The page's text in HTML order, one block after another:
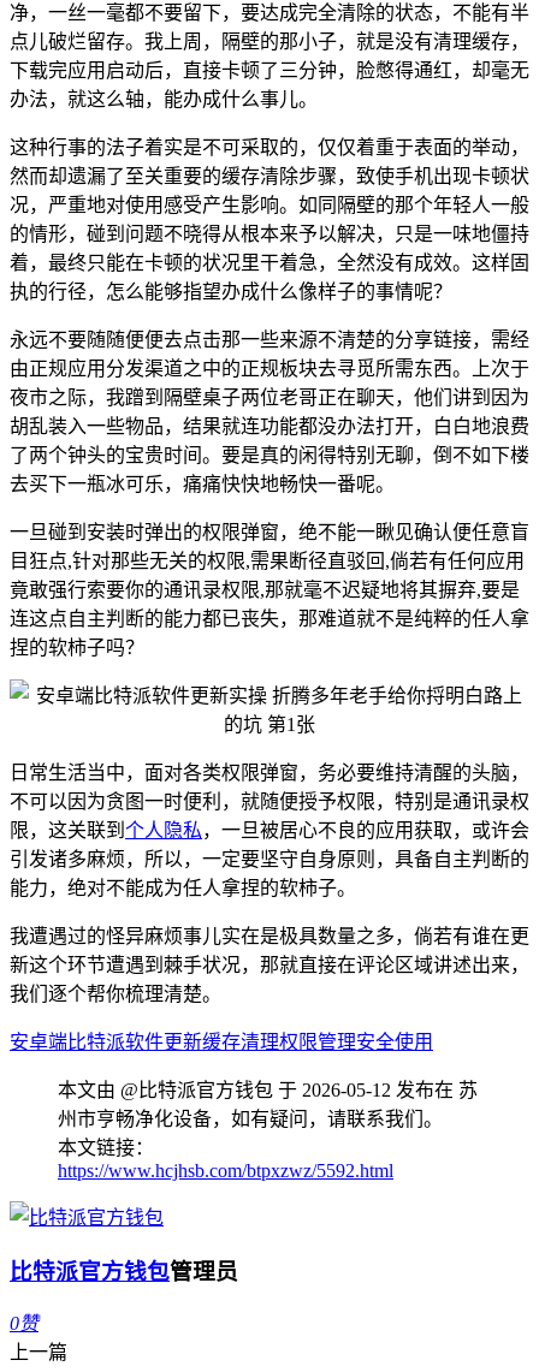
净，一丝一毫都不要留下，要达成完全清除的状态，不能有半
点儿破烂留存。我上周，隔壁的那小子，就是没有清理缓存，
下载完应用启动后，直接卡顿了三分钟，脸憋得通红，却毫无
办法，就这么轴，能办成什么事儿。
这种行事的法子着实是不可采取的，仅仅着重于表面的举动，
然而却遗漏了至关重要的缓存清除步骤，致使手机出现卡顿状
况，严重地对使用感受产生影响。如同隔壁的那个年轻人一般
的情形，碰到问题不晓得从根本来予以解决，只是一味地僵持
着，最终只能在卡顿的状况里干着急，全然没有成效。这样固
执的行径，怎么能够指望办成什么像样子的事情呢？
永远不要随随便便去点击那一些来源不清楚的分享链接，需经
由正规应用分发渠道之中的正规板块去寻觅所需东西。上次于
夜市之际，我蹭到隔壁桌子两位老哥正在聊天，他们讲到因为
胡乱装入一些物品，结果就连功能都没办法打开，白白地浪费
了两个钟头的宝贵时间。要是真的闲得特别无聊，倒不如下楼
去买下一瓶冰可乐，痛痛快快地畅快一番呢。
一旦碰到安装时弹出的权限弹窗，绝不能一瞅见确认便任意盲
目狂点,针对那些无关的权限,需果断径直驳回,倘若有任何应用
竟敢强行索要你的通讯录权限,那就毫不迟疑地将其摒弃,要是
连这点自主判断的能力都已丧失，那难道就不是纯粹的任人拿
捏的软柿子吗？
日常生活当中，面对各类权限弹窗，务必要维持清醒的头脑，
不可以因为贪图一时便利，就随便授予权限，特别是通讯录权
限，这关联到 个人隐私，一旦被居心不良的应用获取，或许会
引发诸多麻烦，所以，一定要坚守自身原则，具备自主判断的
能力，绝对不能成为任人拿捏的软柿子。
我遭遇过的怪异麻烦事儿实在是极具数量之多，倘若有谁在更
新这个环节遭遇到棘手状况，那就直接在评论区域讲述出来，
我们逐个帮你梳理清楚。
安卓端比特派软件更新缓存清理权限管理安全使用
本文由 @比特派官方钱包 于 2026-05-12 发布在 苏
州市亨畅净化设备，如有疑问，请联系我们。
本文链接：
https://www.hcjhsb.com/btpxzwz/5592.html
比特派官方钱包管理员
0赞
上一篇